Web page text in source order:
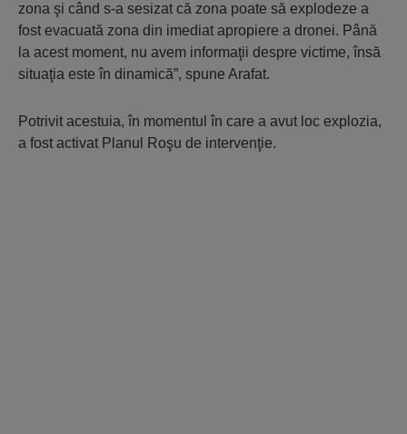
zona şi când s-a sesizat că zona poate să explodeze a
fost evacuată zona din imediat apropiere a dronei. Până
la acest moment, nu avem informaţii despre victime, însă
situaţia este în dinamică”, spune Arafat.
Potrivit acestuia, în momentul în care a avut loc explozia,
a fost activat Planul Roşu de intervenţie.